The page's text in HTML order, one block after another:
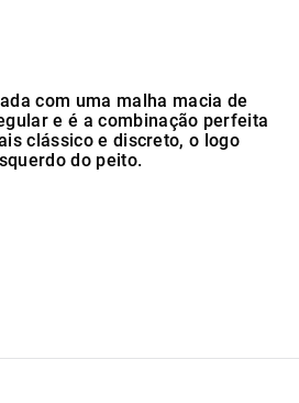
com uma malha macia de
e é a combinação perfeita
clássico e discreto, o logo
do peito.